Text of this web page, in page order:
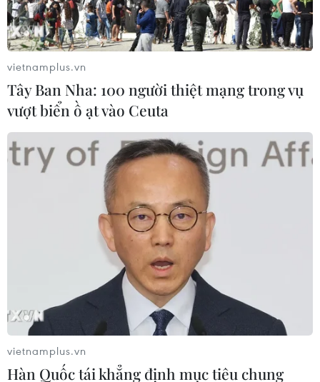
#Cách ly tập trung #COVID-19
#Thông điệp 5K
#đeo khẩu trang
TP. Hà Nội
Theo dõi VietnamPlus
TIN LIÊN QUAN
vietnamplus.vn
Tây Ban Nha: 100 người thiệt mạng trong vụ
vượt biển ồ ạt vào Ceuta
vietnamplus.vn
Hàn Quốc tái khẳng định mục tiêu chung